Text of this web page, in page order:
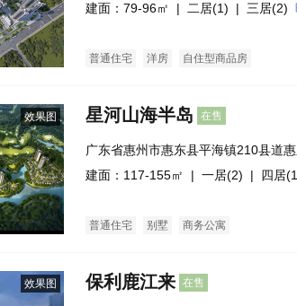
建面：79-96㎡ | 二居(1) | 三居(2)
普通住宅 洋房 自住型商品房
效果图 星河山海半岛 在售
广东省惠州市惠东县平海镇210县道惠
寮滨海旅游度假区
建面：117-155㎡ | 一居(2) | 四居
普通住宅 别墅 商务公寓
效果图 保利鹿江来 在售